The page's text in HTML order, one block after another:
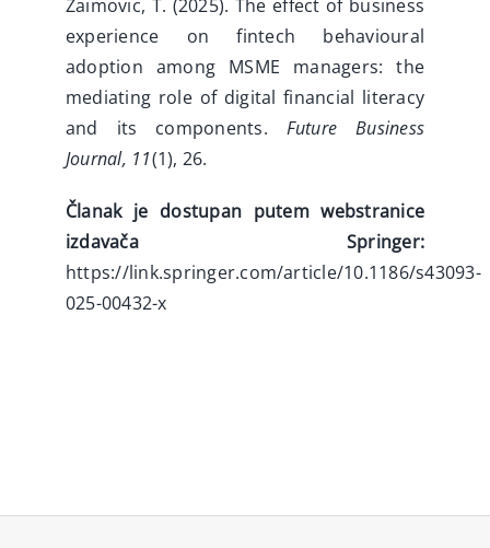
Zaimovic, T. (2025). The effect of business
experience on fintech behavioural
adoption among MSME managers: the
mediating role of digital financial literacy
and its components. Future Business
Journal, 11(1), 26.
Članak je dostupan putem webstranice
izdavača Springer:
https://link.springer.com/article/10.1186/s43093-
025-00432-x